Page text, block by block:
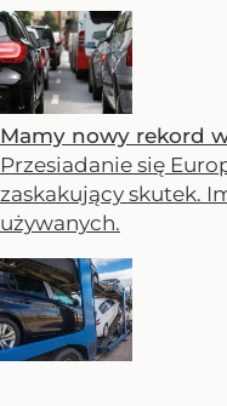
Mamy nowy rekord
Przesiadanie się
zaskakujący skutek.
używanych.